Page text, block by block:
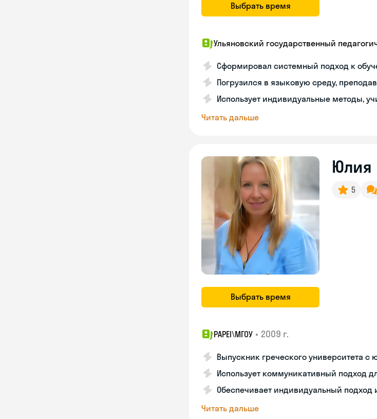
Выбрать время
Ульяновский государственный
Сформировал системный подход к
Погрузился в языковую среду,
Использует индивидуальные методы,
Читать дальше
Выбрать время
Юлия
5
PAPEI\MГОУ • 2009 г.
Выпускник греческого университета
Использует коммуникативный подход
Обеспечивает индивидуальный
Читать дальше